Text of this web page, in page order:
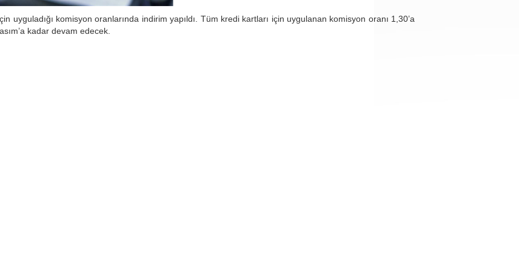
uyguladığı komisyon oranlarında indirim yapıldı. Tüm kredi kartları için uygulanan komisyon oranı 1,30’a
kadar devam edecek.